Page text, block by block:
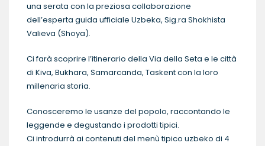
una serata con la preziosa collaborazione
dell’esperta guida ufficiale Uzbeka, Sig.ra Shokhista
Valieva (Shoya).
Ci farà scoprire l’itinerario della Via della Seta e le città
di Kiva, Bukhara, Samarcanda, Taskent con la loro
millenaria storia.
Conosceremo le usanze del popolo, raccontando le
leggende e degustando i prodotti tipici.
Ci introdurrà ai contenuti del menù tipico uzbeko di 4